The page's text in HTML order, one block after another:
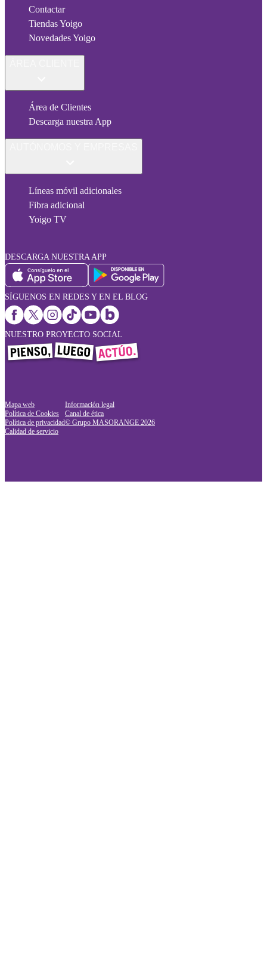
Contactar
Tiendas Yoigo
Novedades Yoigo
Área de Clientes
Descarga nuestra App
Líneas móvil adicionales
Fibra adicional
Yoigo TV
DESCARGA NUESTRA APP
SÍGUENOS EN REDES Y EN EL BLOG
NUESTRO PROYECTO SOCIAL
Mapa web
Política de Cookies
Política de privacidad
Calidad de servicio
Información legal
Canal de ética
© Grupo MASORANGE 2026